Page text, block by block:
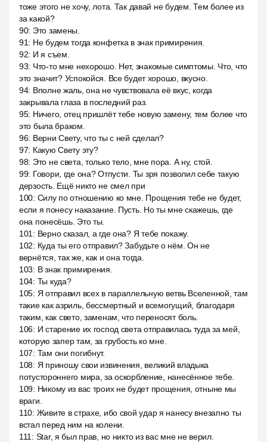
тоже этого не хочу, лота. Так давай не будем. Тем более из
за какой?
90: Это замены.
91: Не будем тогда конфетка в знак примирения.
92: И я съем.
93: Что-то мне нехорошо. Нет, знакомые симптомы. Что, что
это значит? Успокойся. Все будет хорошо, вкусно.
94: Вполне жаль, она не чувствовала её вкус, когда
закрывала глаза в последний раз.
95: Ничего, отец пришлёт тебе новую замену, тем более что
это была браком.
96: Верни Свету, что ты с ней сделал?
97: Какую Свету эту?
98: Это не света, только тело, мне пора. А ну, стой.
99: Говори, где она? Отпусти. Ты зря позволил себе такую
дерзость. Ещё никто не смел при
100: Силу по отношению ко мне. Прощения тебе не будет,
если я понесу наказание. Пусть. Но ты мне скажешь, где
она понесёшь. Это ты.
101 : Верно сказал, а где она? Я тебе покажу.
102: Куда ты его отправил? Забудьте о нём. Он не
вернётся, так же, как и она тогда.
103: В знак примирения.
104: Ты куда?
105: Я отправил всех в параллельную ветвь Вселенной, там
такие как азриль, бессмертный и всемогущий, благодаря
таким, как свето, заменам, что переносят боль.
106: И старение их господ света отправилась туда за мей,
которую запер там, за грубость ко мне.
107: Там они погибнут.
108: Я приношу свои извинения, великий владыка
потустороннего мира, за оскорбление, нанесённое тебе.
109: Никому из вас троих не будет прощения, отныне мы
враги.
110: Живите в страхе, ибо свой удар я нанесу внезапно ты
встал перед ним на колени.
111 : Star, я был прав, но никто из вас мне не верил.